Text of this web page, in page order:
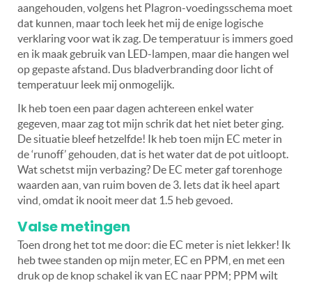
aangehouden, volgens het Plagron-voedingsschema moet
dat kunnen, maar toch leek het mij de enige logische
verklaring voor wat ik zag. De temperatuur is immers goed
en ik maak gebruik van LED-lampen, maar die hangen wel
op gepaste afstand. Dus bladverbranding door licht of
temperatuur leek mij onmogelijk.
Ik heb toen een paar dagen achtereen enkel water
gegeven, maar zag tot mijn schrik dat het niet beter ging.
De situatie bleef hetzelfde! Ik heb toen mijn EC meter in
de ‘runoff’ gehouden, dat is het water dat de pot uitloopt.
Wat schetst mijn verbazing? De EC meter gaf torenhoge
waarden aan, van ruim boven de 3. Iets dat ik heel apart
vind, omdat ik nooit meer dat 1.5 heb gevoed.
Valse metingen
Toen drong het tot me door: die EC meter is niet lekker! Ik
heb twee standen op mijn meter, EC en PPM, en met een
druk op de knop schakel ik van EC naar PPM; PPM wilt